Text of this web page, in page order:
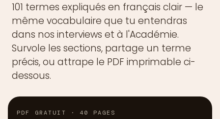
101 termes expliqués en français clair — le
même vocabulaire que tu entendras
dans nos interviews et à l'Académie.
Survole les sections, partage un terme
précis, ou attrape le PDF imprimable ci-
dessous.
PDF GRATUIT · 40 PAGES